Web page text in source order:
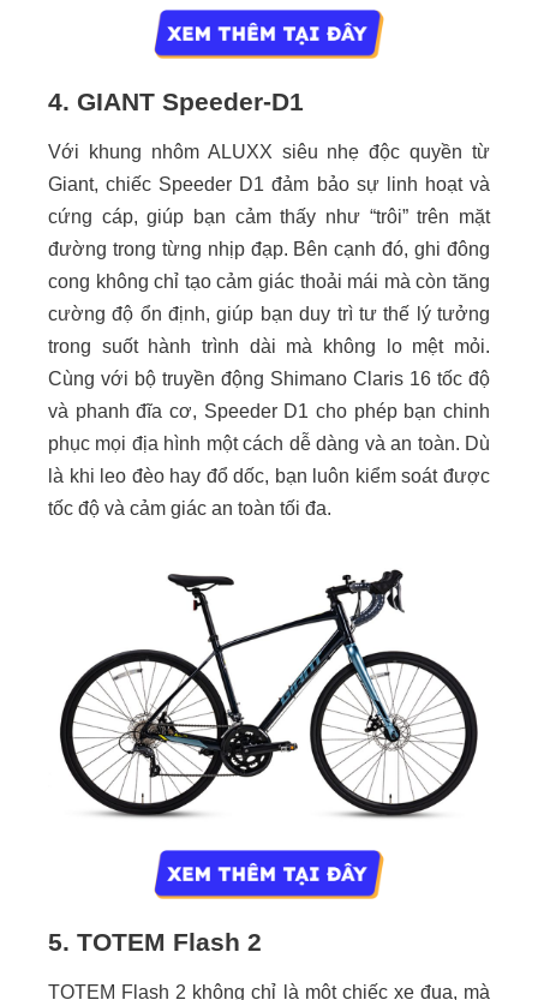
4. GIANT Speeder-D1
Với khung nhôm ALUXX siêu nhẹ độc quyền từ
Giant, chiếc Speeder D1 đảm bảo sự linh hoạt và
cứng cáp, giúp bạn cảm thấy như “trôi” trên mặt
đường trong từng nhịp đạp. Bên cạnh đó, ghi đông
cong không chỉ tạo cảm giác thoải mái mà còn tăng
cường độ ổn định, giúp bạn duy trì tư thế lý tưởng
trong suốt hành trình dài mà không lo mệt mỏi.
Cùng với bộ truyền động Shimano Claris 16 tốc độ
và phanh đĩa cơ, Speeder D1 cho phép bạn chinh
phục mọi địa hình một cách dễ dàng và an toàn. Dù
là khi leo đèo hay đổ dốc, bạn luôn kiểm soát được
tốc độ và cảm giác an toàn tối đa.
5. TOTEM Flash 2
TOTEM Flash 2 không chỉ là một chiếc xe đua, mà